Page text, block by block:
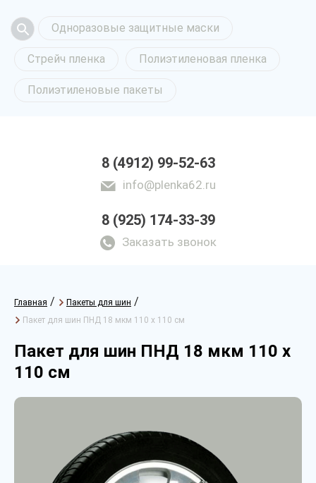
Одноразовые защитные маски
Стрейч пленка Полиэтиленовая пленка
Полиэтиленовые пакеты
8 (4912) 99-52-63
info@plenka62.ru
8 (925) 174-33-39
Заказать звонок
Главная / Пакеты для шин /
Пакет для шин ПНД 18 мкм 110 х 110 см
Пакет для шин ПНД 18 мкм 110 х
110 см